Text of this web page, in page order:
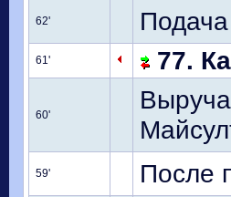
62'
61' 77.
60'
59' После